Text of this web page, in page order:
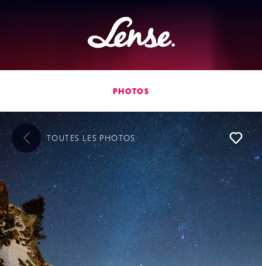
Lense
PHOTOS
TOUTES LES PHOTOS